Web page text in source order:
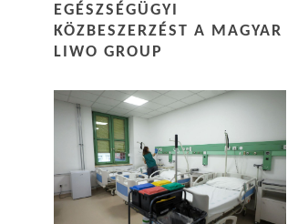
EGÉSZSÉGÜGYI
KÖZBESZERZÉST A MAGYAR
LIWO GROUP